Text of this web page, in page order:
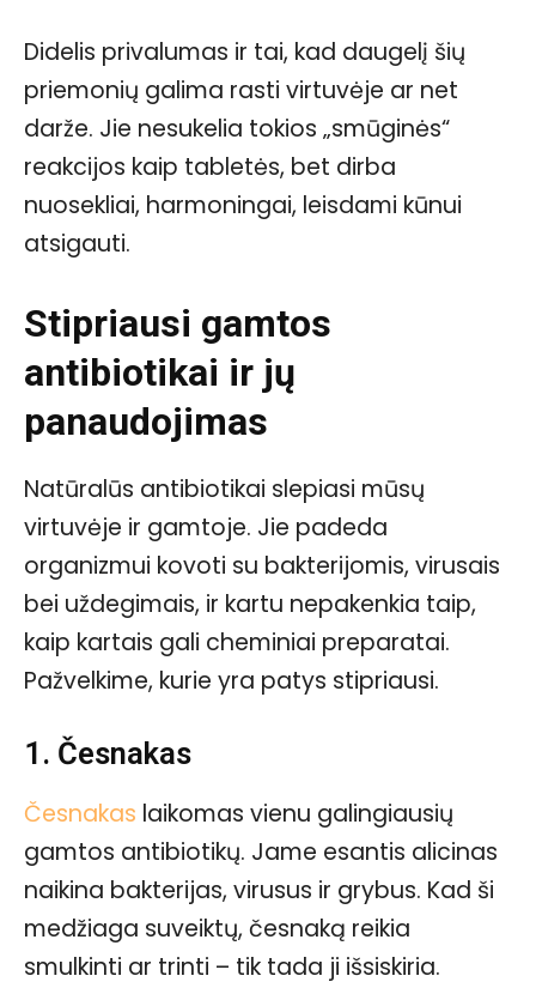
Didelis privalumas ir tai, kad daugelį šių
priemonių galima rasti virtuvėje ar net
darže. Jie nesukelia tokios „smūginės“
reakcijos kaip tabletės, bet dirba
nuosekliai, harmoningai, leisdami kūnui
atsigauti.
Stipriausi gamtos
antibiotikai ir jų
panaudojimas
Natūralūs antibiotikai slepiasi mūsų
virtuvėje ir gamtoje. Jie padeda
organizmui kovoti su bakterijomis, virusais
bei uždegimais, ir kartu nepakenkia taip,
kaip kartais gali cheminiai preparatai.
Pažvelkime, kurie yra patys stipriausi.
1. Česnakas
Česnakas laikomas vienu galingiausių
gamtos antibiotikų. Jame esantis alicinas
naikina bakterijas, virusus ir grybus. Kad ši
medžiaga suveiktų, česnaką reikia
smulkinti ar trinti – tik tada ji išsiskiria.